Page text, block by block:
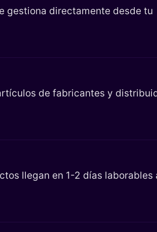
gestiona directamente desde tu
de fabricantes y
llegan en 1-2 días laborables